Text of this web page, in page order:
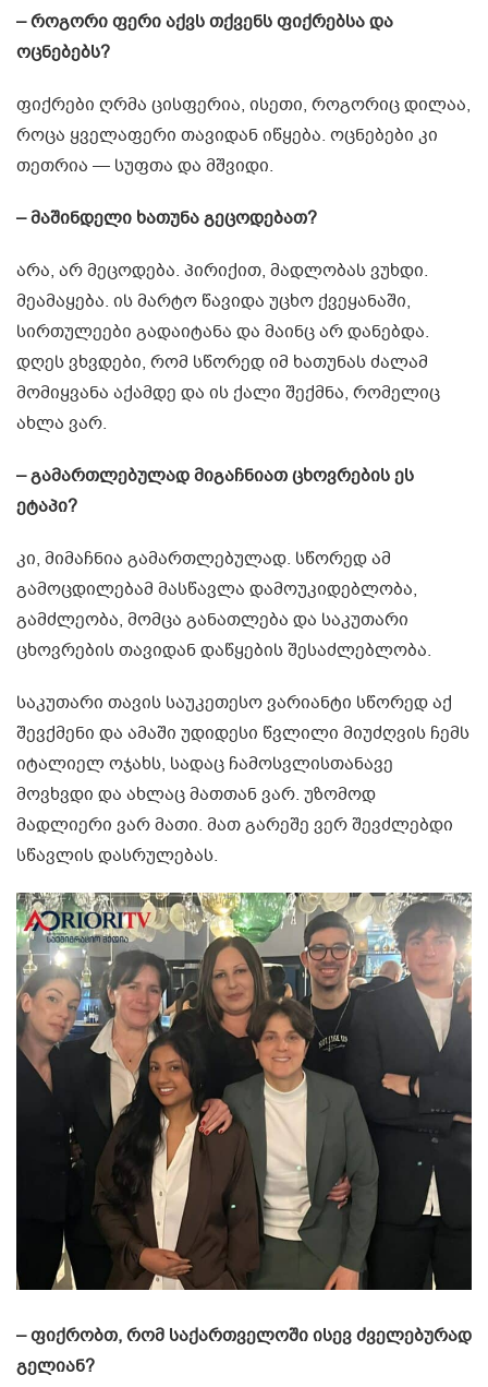
– როგორი ფერი აქვს თქვენს ფიქრებსა და
ოცნებებს?
ფიქრები ღრმა ცისფერია, ისეთი, როგორიც დილაა,
როცა ყველაფერი თავიდან იწყება. ოცნებები კი
თეთრია — სუფთა და მშვიდი.
– მაშინდელი ხათუნა გეცოდებათ?
არა, არ მეცოდება. პირიქით, მადლობას ვუხდი.
მეამაყება. ის მარტო წავიდა უცხო ქვეყანაში,
სირთულეები გადაიტანა და მაინც არ დანებდა.
დღეს ვხვდები, რომ სწორედ იმ ხათუნას ძალამ
მომიყვანა აქამდე და ის ქალი შექმნა, რომელიც
ახლა ვარ.
– გამართლებულად მიგაჩნიათ ცხოვრების ეს
ეტაპი?
კი, მიმაჩნია გამართლებულად. სწორედ ამ
გამოცდილებამ მასწავლა დამოუკიდებლობა,
გამძლეობა, მომცა განათლება და საკუთარი
ცხოვრების თავიდან დაწყების შესაძლებლობა.
საკუთარი თავის საუკეთესო ვარიანტი სწორედ აქ
შევქმენი და ამაში უდიდესი წვლილი მიუძღვის ჩემს
იტალიელ ოჯახს, სადაც ჩამოსვლისთანავე
მოვხვდი და ახლაც მათთან ვარ. უზომოდ
მადლიერი ვარ მათი. მათ გარეშე ვერ შევძლებდი
სწავლის დასრულებას.
– ფიქრობთ, რომ საქართველოში ისევ ძველებურად
გელიან?